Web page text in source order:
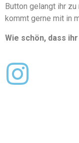
Button gelangt ihr
kommt gerne mit in
Wie schön, dass